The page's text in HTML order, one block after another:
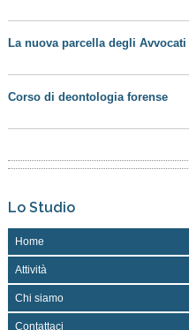
La nuova parcella degli
Corso di deontologia forense
Lo Studio
Home
Attività
Chi siamo
Contattaci